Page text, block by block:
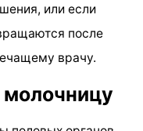
или если
после
врачу.
молочницу